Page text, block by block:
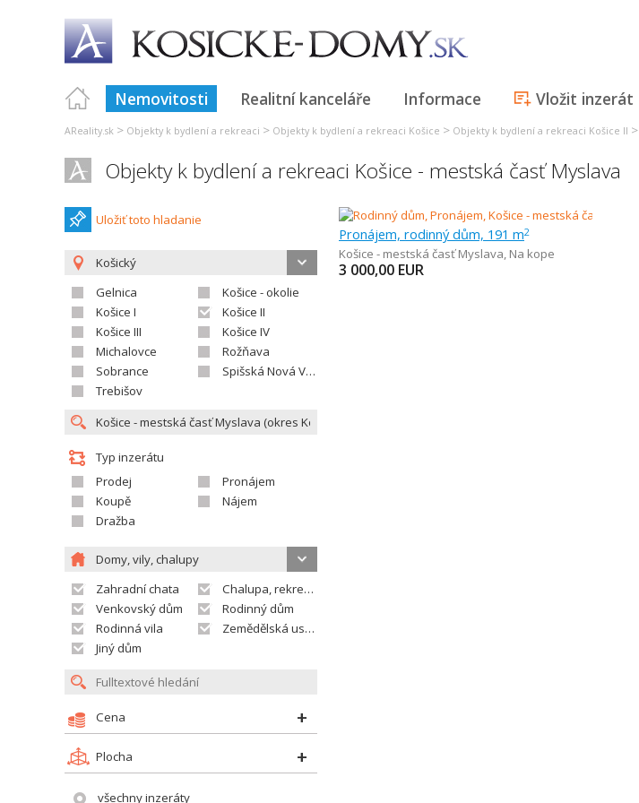
Nemovitosti Realitní kanceláře Informace Vložit inzerát
AReality.sk > Objekty k bydlení a rekreaci > Objekty k bydlení a rekreaci Košice > Objekty k bydlení a rekreaci Košice II >
Objekty k bydlení a rekreaci Košice - mestská časť Myslava
Uložiť toto hladanie
Košický
Gelnica
Košice - okolie
Košice I
Košice II
Košice III
Košice IV
Michalovce
Rožňava
Sobrance
Spišská Nová Ves
Trebišov
Typ inzerátu
Prodej
Pronájem
Koupě
Nájem
Dražba
Domy, vily, chalupy
Zahradní chata
Chalupa, rekreační domek
Venkovský dům
Rodinný dům
Rodinná vila
Zemědělská usedlost
Jiný dům
Cena
Plocha
všechny inzeráty
Pronájem, rodinný dům, 191 m2
Košice - mestská časť Myslava, Na kope
3 000,00 EUR